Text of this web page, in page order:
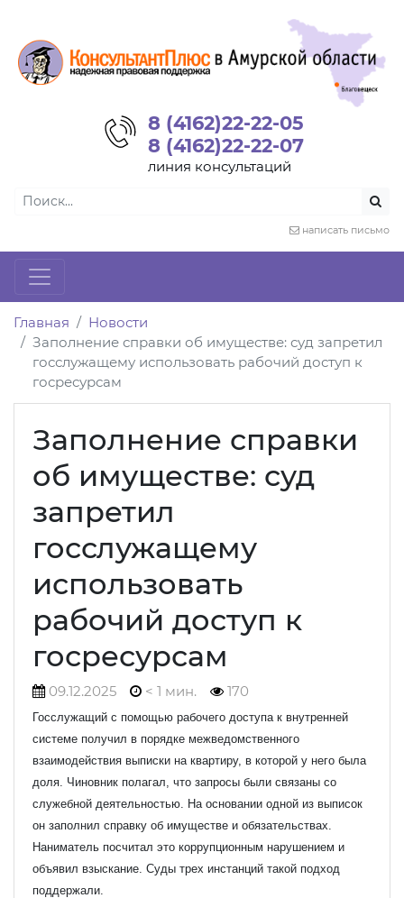
8 (4162)22-22-05
8 (4162)22-22-07
линия консультаций
написать письмо
Главная
Новости
Заполнение справки об имуществе: суд запретил
госслужащему использовать рабочий доступ к
госресурсам
Заполнение справки
об имуществе: суд
запретил
госслужащему
использовать
рабочий доступ к
госресурсам
09.12.2025 < 1 мин. 170
Госслужащий с помощью рабочего доступа к внутренней
системе получил в порядке межведомственного
взаимодействия выписки на квартиру, в которой у него была
доля. Чиновник полагал, что запросы были связаны со
служебной деятельностью. На основании одной из выписок
он заполнил справку об имуществе и обязательствах.
Наниматель посчитал это коррупционным нарушением и
объявил взыскание. Суды трех инстанций такой подход
поддержали.